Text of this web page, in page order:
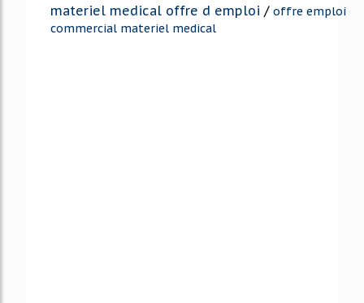
materiel medical offre d emploi / offre emploi
commercial materiel medical